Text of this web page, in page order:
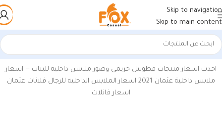
Skip to navigation
Skip to main content
الرئيسية/منتجات تحت الوسم “اسعار ملابس داخلية عثمان ٢٠٢١”
احدث اسعار منتجات قطونيل حريمي وصور ملابس داخلية للبنات — اسعار
ملابس داخلية عثمان 2021 اسعار الملابس الداخليه للرجال فلانات عثمان
اسعار فانلات